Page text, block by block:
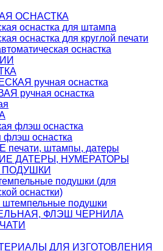
ОСНАСТКА
оснастка для штампа
оснастка для круглой печати
оснастка
ручная оснастка
ручная оснастка
флэш оснастка
флэш оснастка
штампы, датеры
ДАТЕРЫ, НУМЕРАТОРЫ
подушки (для
оснастки)
штемпельные подушки
ФЛЭШ ЧЕРНИЛА
ДЛЯ ИЗГОТОВЛЕНИЯ